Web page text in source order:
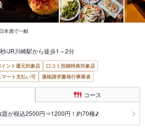
本酒で一献
/JR川崎駅から徒歩1～2分
ント還元対象店
口コミ投稿特典対象店
マート支払い可 適格請求書発行事業者
コース
題が税込2500円⇒1200円！約70種♪